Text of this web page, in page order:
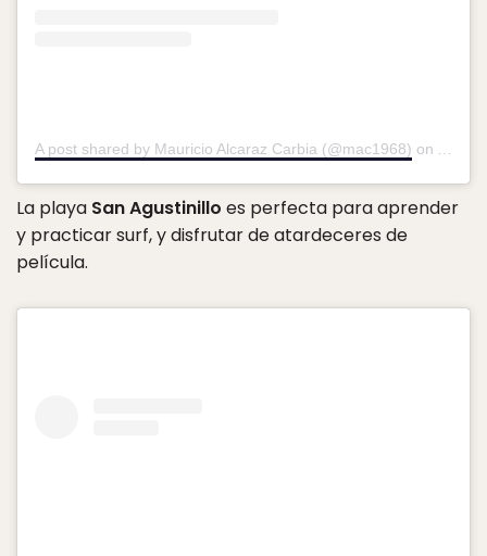
A post shared by Mauricio Alcaraz Carbia (@mac1968) on
La playa San Agustinillo es perfecta para aprender
y practicar surf, y disfrutar de atardeceres de
película.